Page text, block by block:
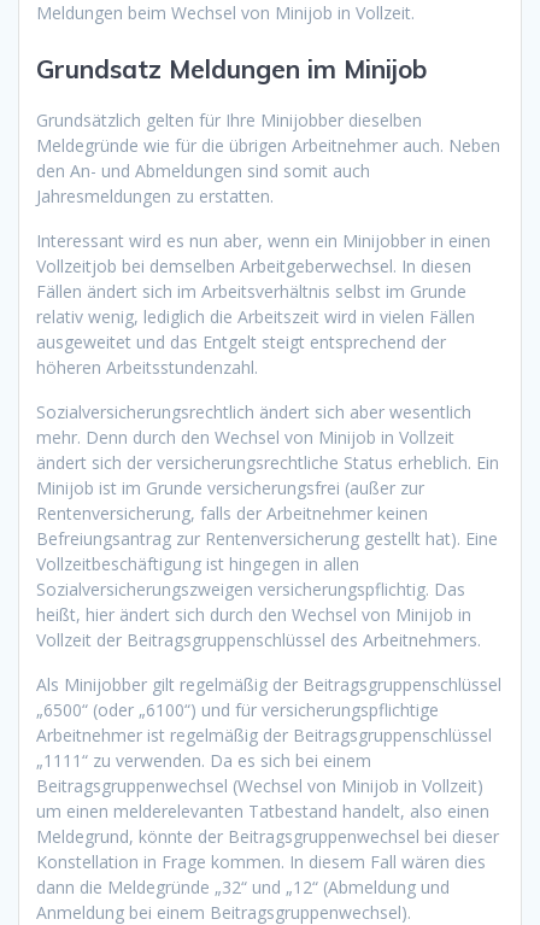
Meldungen beim Wechsel von Minijob in Vollzeit.
Grundsatz Meldungen im Minijob
Grundsätzlich gelten für Ihre Minijobber dieselben
Meldegründe wie für die übrigen Arbeitnehmer auch. Neben
den An- und Abmeldungen sind somit auch
Jahresmeldungen zu erstatten.
Interessant wird es nun aber, wenn ein Minijobber in einen
Vollzeitjob bei demselben Arbeitgeberwechsel. In diesen
Fällen ändert sich im Arbeitsverhältnis selbst im Grunde
relativ wenig, lediglich die Arbeitszeit wird in vielen Fällen
ausgeweitet und das Entgelt steigt entsprechend der
höheren Arbeitsstundenzahl.
Sozialversicherungsrechtlich ändert sich aber wesentlich
mehr. Denn durch den Wechsel von Minijob in Vollzeit
ändert sich der versicherungsrechtliche Status erheblich. Ein
Minijob ist im Grunde versicherungsfrei (außer zur
Rentenversicherung, falls der Arbeitnehmer keinen
Befreiungsantrag zur Rentenversicherung gestellt hat). Eine
Vollzeitbeschäftigung ist hingegen in allen
Sozialversicherungszweigen versicherungspflichtig. Das
heißt, hier ändert sich durch den Wechsel von Minijob in
Vollzeit der Beitragsgruppenschlüssel des Arbeitnehmers.
Als Minijobber gilt regelmäßig der Beitragsgruppenschlüssel
„6500“ (oder „6100“) und für versicherungspflichtige
Arbeitnehmer ist regelmäßig der Beitragsgruppenschlüssel
„1111“ zu verwenden. Da es sich bei einem
Beitragsgruppenwechsel (Wechsel von Minijob in Vollzeit)
um einen melderelevanten Tatbestand handelt, also einen
Meldegrund, könnte der Beitragsgruppenwechsel bei dieser
Konstellation in Frage kommen. In diesem Fall wären dies
dann die Meldegründe „32“ und „12“ (Abmeldung und
Anmeldung bei einem Beitragsgruppenwechsel).